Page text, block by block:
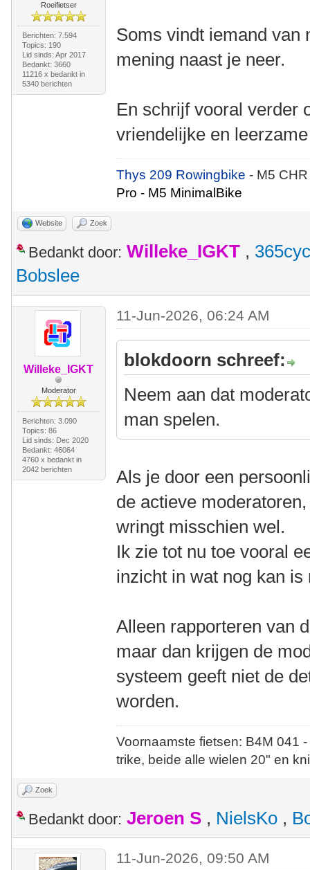
Roeifietser
Berichten: 7.594
Topics: 190
Lid sinds: Apr 2017
Bedankt: 3660
11216 x bedankt in
5340 berichten
Soms vindt iemand van
mening naast je neer.
En schrijf vooral verder
vriendelijke en
Thys 209 Rowingbike- M5
Pro - M5 MinimalBike
Website Zoek
Bedankt door: Willeke_IGKT ,
Bobslee
Willeke_IGKT
Moderator
Berichten: 3.090
Topics: 86
Lid sinds: Dec 2020
Bedankt: 46064
4760 x bedankt in
2042 berichten
11-Jun-2026, 06:24 AM
blokdoorn schreef:
Neem aan dat
man spelen.
Als je door een
de actieve
wringt misschien wel.
Ik zie tot nu toe vooral
inzicht in wat nog kan
Alleen rapporteren van
maar dan krijgen de
systeem geeft niet de
worden.
Voornaamste fietsen: B4M
trike, beide alle wielen 20" en
Zoek
Bedankt door: Jeroen S , NielsKo ,
11-Jun-2026, 09:50 AM